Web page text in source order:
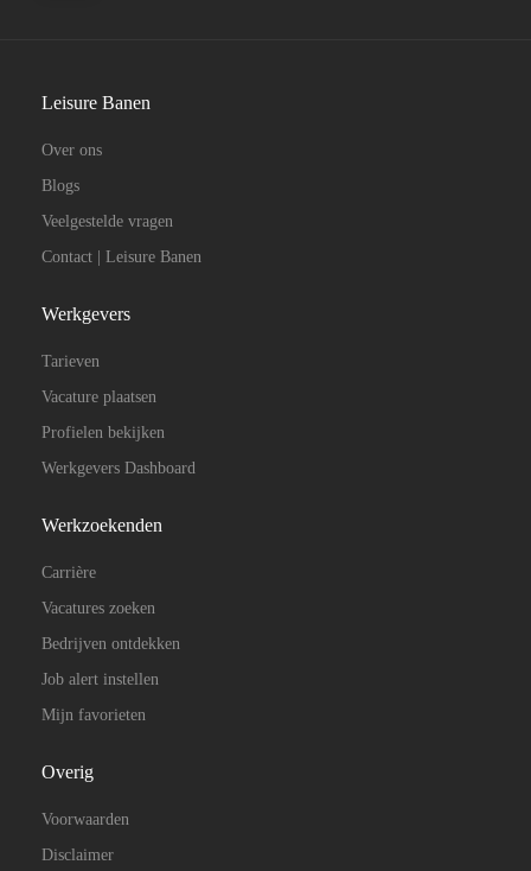
Leisure Banen
Over ons
Blogs
Veelgestelde vragen
Contact | Leisure Banen
Werkgevers
Tarieven
Vacature plaatsen
Profielen bekijken
Werkgevers Dashboard
Werkzoekenden
Carrière
Vacatures zoeken
Bedrijven ontdekken
Job alert instellen
Mijn favorieten
Overig
Voorwaarden
Disclaimer